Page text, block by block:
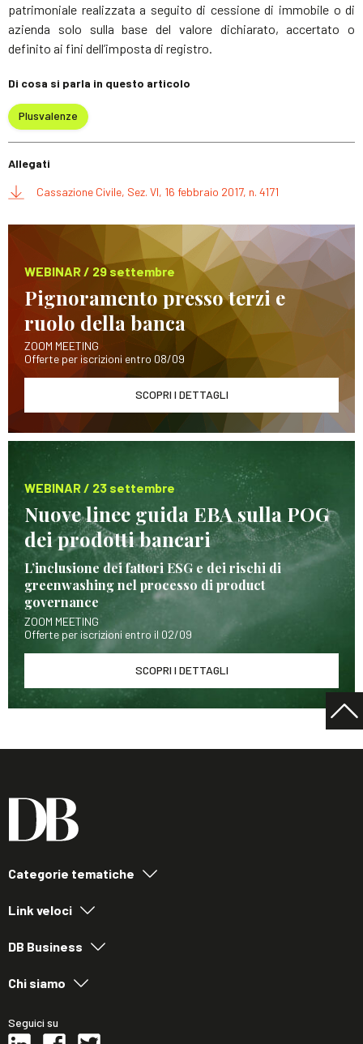
patrimoniale realizzata a seguito di cessione di immobile o di
azienda solo sulla base del valore dichiarato, accertato o
definito ai fini dell’imposta di registro.
Di cosa si parla in questo articolo
Plusvalenze
Allegati
Cassazione Civile, Sez. VI, 16 febbraio 2017, n. 4171
WEBINAR / 29 settembre
Pignoramento presso terzi e
ruolo della banca
ZOOM MEETING
Offerte per iscrizioni entro 08/09
SCOPRI I DETTAGLI
WEBINAR / 23 settembre
Nuove linee guida EBA sulla POG
dei prodotti bancari
L’inclusione dei fattori ESG e dei rischi di
greenwashing nel processo di product
governance
ZOOM MEETING
Offerte per iscrizioni entro il 02/09
SCOPRI I DETTAGLI
Categorie tematiche
Link veloci
DB Business
Chi siamo
Seguici su